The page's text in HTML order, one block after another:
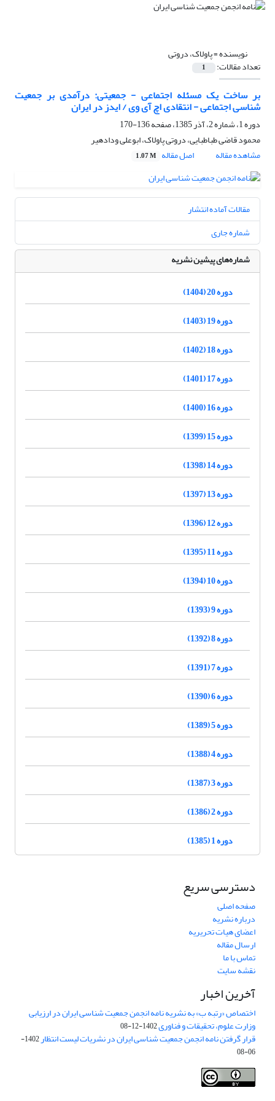
نویسنده =پاولاک، دروتی
تعداد مقالات: 1
بر ساخت یک مسئله اجتماعی - جمعیتی: درآمدی بر جمعیت
شناسی اجتماعی - انتقادی اچ آی وی / ایدز در ایران
دوره 1، شماره 2، آذر 1385، صفحه
136-170
محمود قاضی طباطبایی، دروتی پاولاک، ابوعلی ودادهیر
مشاهده مقاله
اصل مقاله 1.07 M
مقالات آماده انتشار
شماره جاری
شماره‌های پیشین نشریه
دوره 20 (1404)
دوره 19 (1403)
دوره 18 (1402)
دوره 17 (1401)
دوره 16 (1400)
دوره 15 (1399)
دوره 14 (1398)
دوره 13 (1397)
دوره 12 (1396)
دوره 11 (1395)
دوره 10 (1394)
دوره 9 (1393)
دوره 8 (1392)
دوره 7 (1391)
دوره 6 (1390)
دوره 5 (1389)
دوره 4 (1388)
دوره 3 (1387)
دوره 2 (1386)
دوره 1 (1385)
دسترسی سریع
صفحه اصلی
درباره نشریه
اعضای هیات تحریریه
ارسال مقاله
تماس با ما
نقشه سایت
آخرین اخبار
اختصاص «رتبه ب» به نشریه نامه انجمن جمعیت شناسی ایران در ارزیابی
وزارت علوم، تحقیقات و فناوری1402-12-08
قرار گرفتن نامه انجمن جمعیت شناسی ایران در نشریات لیست انتظار
1402-
06-08